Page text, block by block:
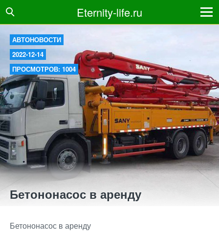
Eternity-life.ru
АВТОНОВОСТИ
2022-12-14
ПРОСМОТРОВ: 1004
Бетононасос в аренду
Бетононасос в аренду